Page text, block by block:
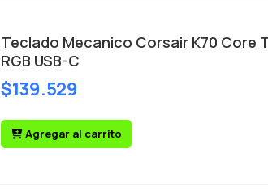
Teclado Mecanico Corsair K70 Core
RGB USB-C
$139.529
Agregar al carrito